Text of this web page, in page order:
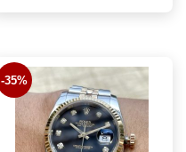
-35%